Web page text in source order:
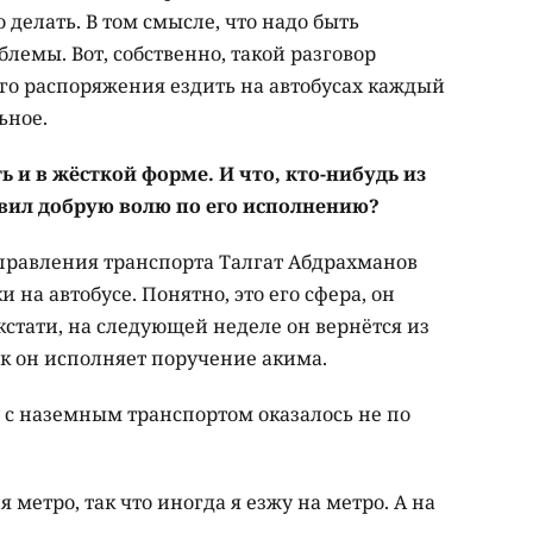
В том смысле, что надо быть
Вот, собственно, такой разговор
распоряжения ездить на автобусах каждый
и в жёсткой форме. И что, кто-нибудь из
добрую волю по его исполнению?
транспорта Талгат Абдрахманов
автобусе. Понятно, это его сфера, он
на следующей неделе он вернётся из
он исполняет поручение акима.
наземным транспортом оказалось не по
так что иногда я езжу на метро. А на